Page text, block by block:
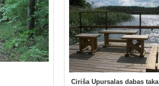
Ciriša Upursalas dabas taka